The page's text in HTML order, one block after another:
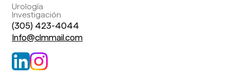
Urología
Investigación
(305) 423-4044
Info@clmmail.com